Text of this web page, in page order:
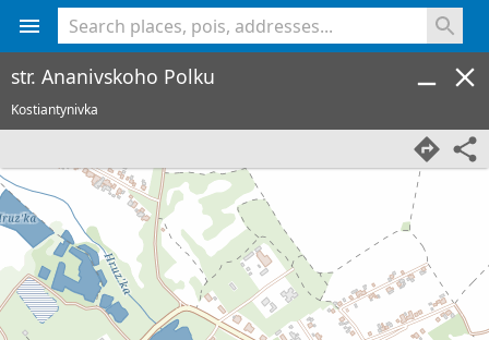
str. Ananivskoho Polku
Kostiantynivka
<% console.log(hcard) %>